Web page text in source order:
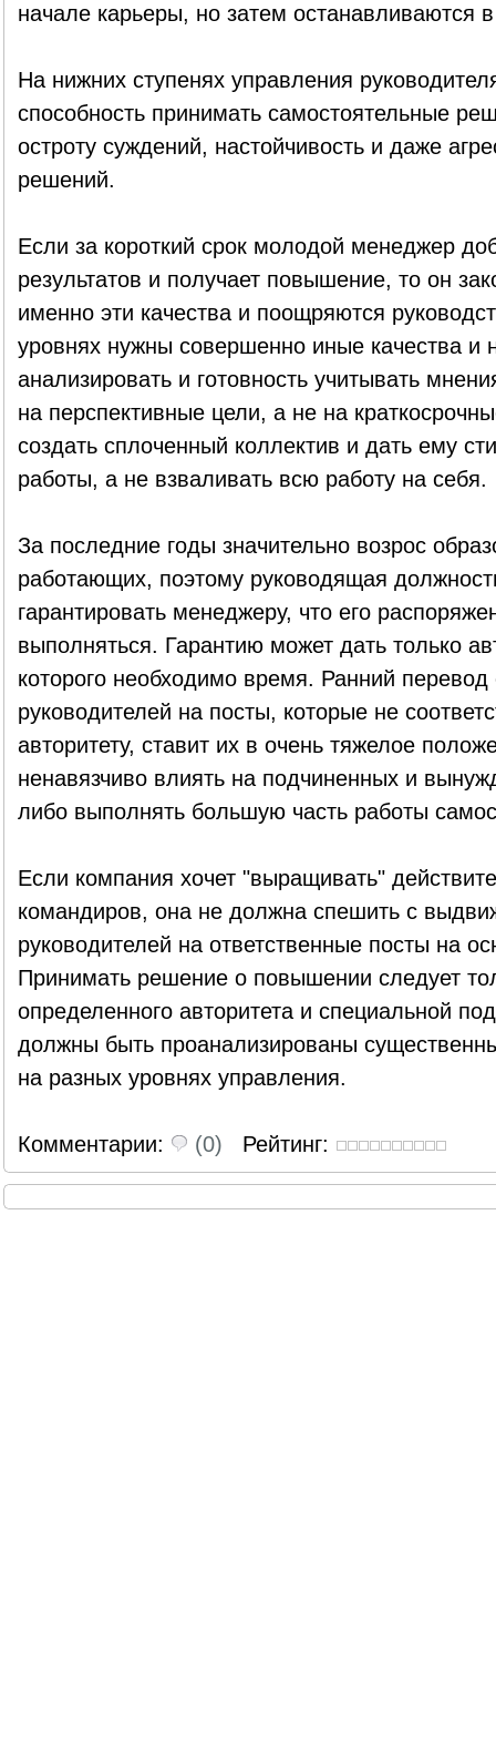
начале карьеры, но затем останавливаются
На нижних ступенях управления
способность принимать самостоятельные
остроту суждений, настойчивость и даже
решений.
Если за короткий срок молодой менеджер
результатов и получает повышение, то он
именно эти качества и поощряются
уровнях нужны совершенно иные качества и
анализировать и готовность учитывать
на перспективные цели, а не на
создать сплоченный коллектив и дать ему
работы, а не взваливать всю работу на себя.
За последние годы значительно возрос
работающих, поэтому руководящая
гарантировать менеджеру, что его
выполняться. Гарантию может дать только
которого необходимо время. Ранний
руководителей на посты, которые не
авторитету, ставит их в очень тяжелое
ненавязчиво влиять на подчиненных и
либо выполнять большую часть работы
Если компания хочет "выращивать"
командиров, она не должна спешить с
руководителей на ответственные посты на
Принимать решение о повышении следует
определенного авторитета и специальной
должны быть проанализированы
на разных уровнях управления.
Комментарии: (0) Рейтинг: